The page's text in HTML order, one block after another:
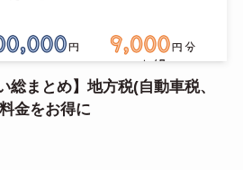
総まとめ】地方税(自動車税、
金をお得に